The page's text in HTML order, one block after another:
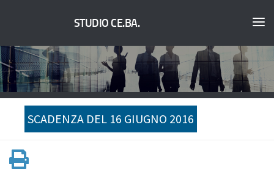
STUDIO CE.BA.
SCADENZA DEL 16 GIUGNO 2016